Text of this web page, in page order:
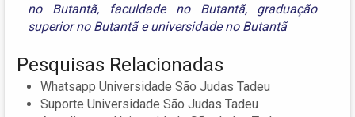
no Butantã, faculdade no Butantã, graduação
superior no Butantãeuniversidade no Butantã
Pesquisas Relacionadas
Whatsapp Universidade São Judas Tadeu
Suporte Universidade São Judas Tadeu